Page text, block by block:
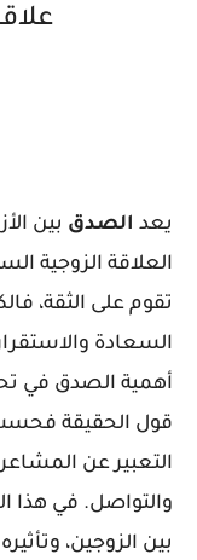
يعد الصدق بين
العلاقة الزوجية
تقوم على الثقة،
السعادة
أهمية الصدق في
قول الحقيقة
التعبير عن
والتواصل. في
بين الزوجين،